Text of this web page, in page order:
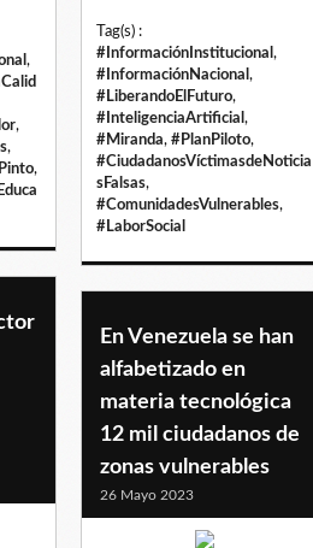
Tag(s) :
#InformaciónInstitucional ,
#InformaciónNacional ,
#LiberandoElFuturo,
#InteligenciaArtificial ,
#Miranda, #PlanPiloto,
#CiudadanosVíctimasdeNoticia
sFalsas,
#ComunidadesVulnerables,
#LaborSocial
,
,
,
,
En Venezuela se han
alfabetizado en
materia tecnológica
12 mil ciudadanos de
zonas vulnerables
26 Mayo 2023